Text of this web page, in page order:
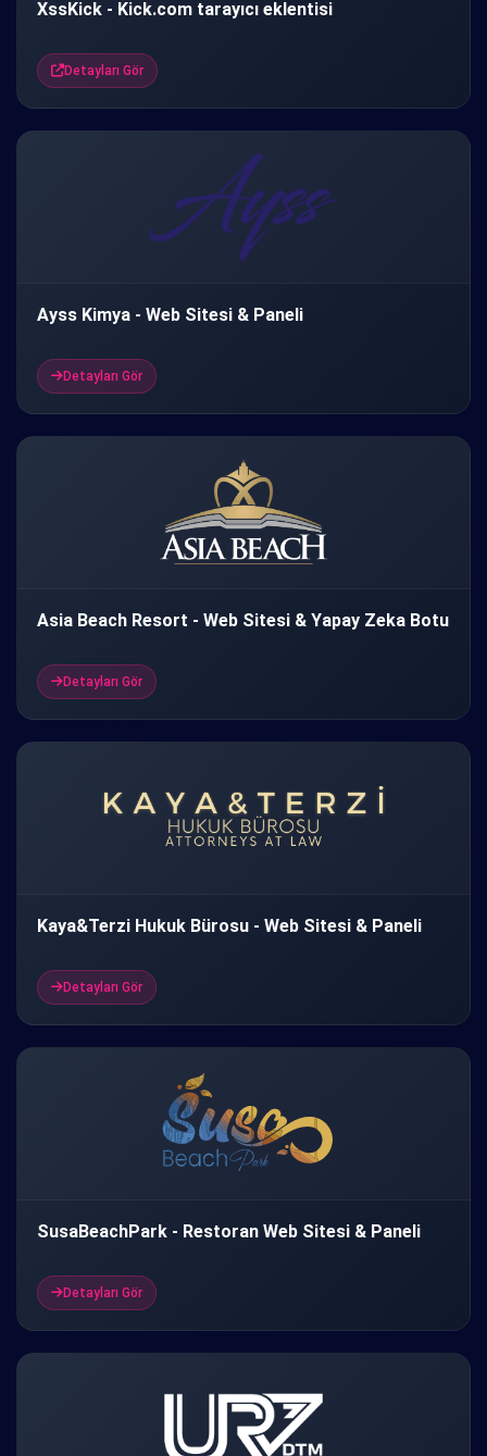
XssKick - Kick.com tarayıcı eklentisi
Detayları Gör
Ayss Kimya - Web Sitesi & Paneli
Detayları Gör
Asia Beach Resort - Web Sitesi & Yapay Zeka Botu
Detayları Gör
Kaya&Terzi Hukuk Bürosu - Web Sitesi & Paneli
Detayları Gör
SusaBeachPark - Restoran Web Sitesi & Paneli
Detayları Gör